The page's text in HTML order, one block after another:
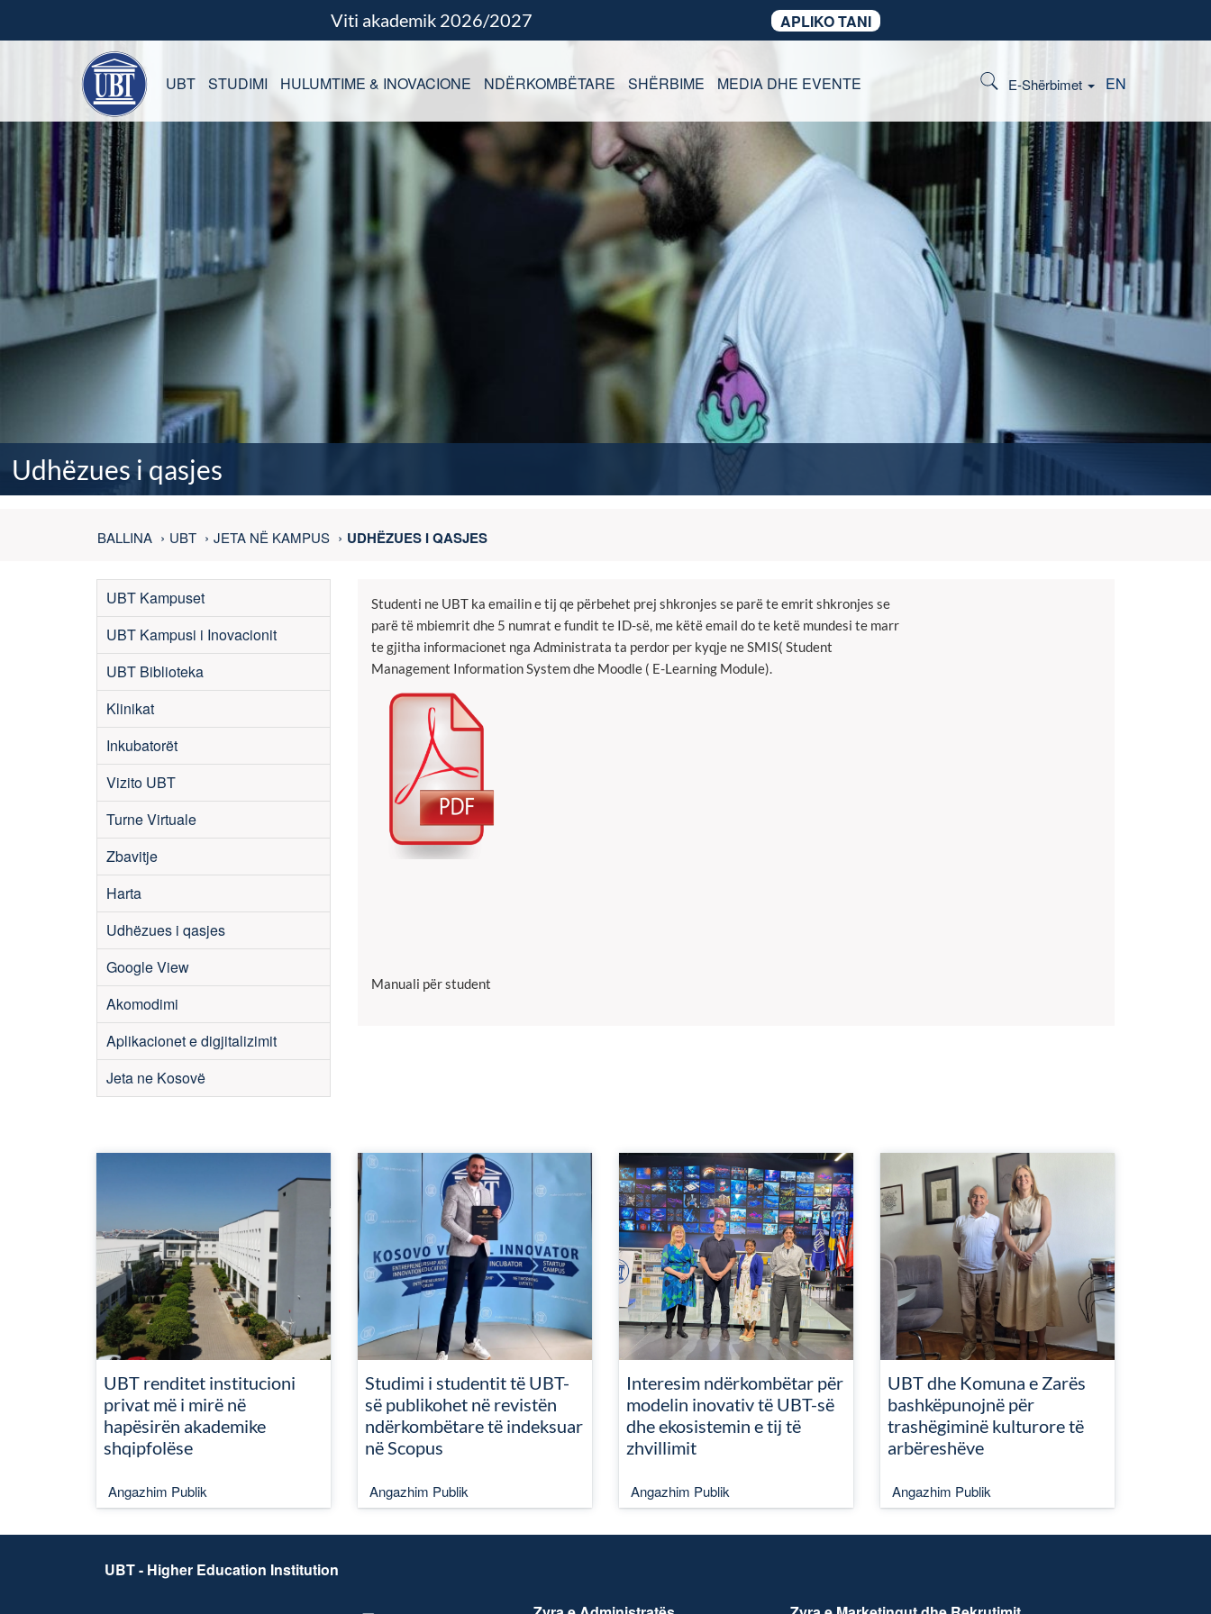
Viti akademik 2026/2027 APLIKO TANI
E-Shërbimet EN
UBT STUDIMI HULUMTIME & INOVACIONE NDËRKOMBËTARE SHËRBIME MEDIA DHE EVENTE
Udhëzues i qasjes
BALLINA UBT JETA NË KAMPUS UDHËZUES I QASJES
UBT Kampuset
UBT Kampusi i Inovacionit
UBT Biblioteka
Klinikat
Inkubatorët
Vizito UBT
Turne Virtuale
Zbavitje
Harta
Udhëzues i qasjes
Google View
Akomodimi
Aplikacionet e digjitalizimit
Jeta ne Kosovë
Studenti ne UBT ka emailin e tij qe përbehet prej shkronjes se parë te emrit shkronjes se
parë të mbiemrit dhe 5 numrat e fundit te ID-së, me këtë email do te ketë mundesi te marr
te gjitha informacionet nga Administrata ta perdor per kyqje ne SMIS( Student
Management Information System dhe Moodle ( E-Learning Module).
Manuali për student
UBT renditet institucioni
privat më i mirë në
hapësirën akademike
shqipfolëse
Angazhim Publik
Studimi i studentit të UBT-
së publikohet në revistën
ndërkombëtare të indeksuar
në Scopus
Angazhim Publik
Interesim ndërkombëtar për
modelin inovativ të UBT-së
dhe ekosistemin e tij të
zhvillimit
Angazhim Publik
UBT dhe Komuna e Zarës
bashkëpunojnë për
trashëgiminë kulturore të
arbëreshëve
Angazhim Publik
UBT - Higher Education Institution